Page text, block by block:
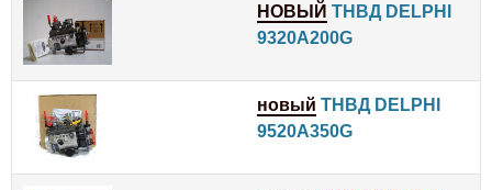
НОВЫЙ ТНВД DELPHI
9320A200G
новый ТНВД DELPHI
9520A350G